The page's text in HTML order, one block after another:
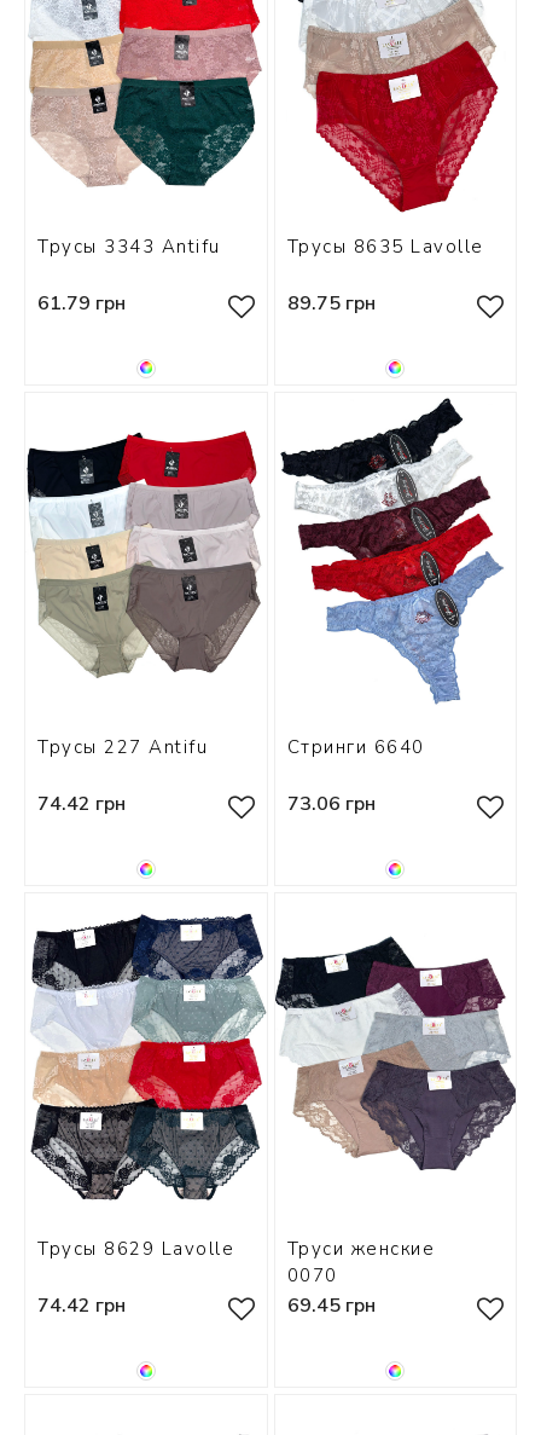
ДНЕЙ
Трусы 3343 Antifu
61.79 грн
Трусы 8635 Lavolle
89.75 грн
Трусы 227 Antifu
74.42 грн
Стринги 6640
73.06 грн
Трусы 8629 Lavolle
74.42 грн
Труси женские
0070
69.45 грн